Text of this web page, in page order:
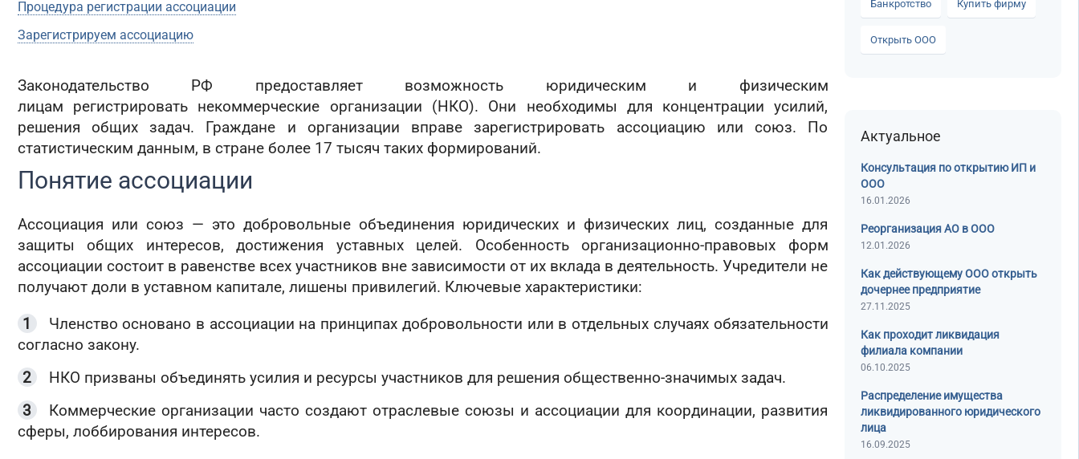
Процедура регистрации ассоциации
Зарегистрируем ассоциацию
Законодательство РФ предоставляет возможность юридическим и физическим
лицам регистрировать некоммерческие организации (НКО). Они необходимы для концентрации усилий,
решения общих задач. Граждане и организации вправе зарегистрировать ассоциацию или союз. По
статистическим данным, в стране более 17 тысяч таких формирований.
Понятие ассоциации
Ассоциация или союз — это добровольные объединения юридических и физических лиц, созданные для
защиты общих интересов, достижения уставных целей. Особенность организационно-правовых форм
ассоциации состоит в равенстве всех участников вне зависимости от их вклада в деятельность. Учредители не
получают доли в уставном капитале, лишены привилегий. Ключевые характеристики:
Членство основано в ассоциации на принципах добровольности или в отдельных случаях обязательности
согласно закону.
НКО призваны объединять усилия и ресурсы участников для решения общественно-значимых задач.
Коммерческие организации часто создают отраслевые союзы и ассоциации для координации, развития
сферы, лоббирования интересов.
Банкротство Купить фирму
Открыть ООО
Актуальное
Консультация по открытию ИП и
ООО
16.01.2026
Реорганизация АО в ООО
12.01.2026
Как действующему ООО открыть
дочернее предприятие
27.11.2025
Как проходит ликвидация
филиала компании
06.10.2025
Распределение имущества
ликвидированного юридического
лица
16.09.2025